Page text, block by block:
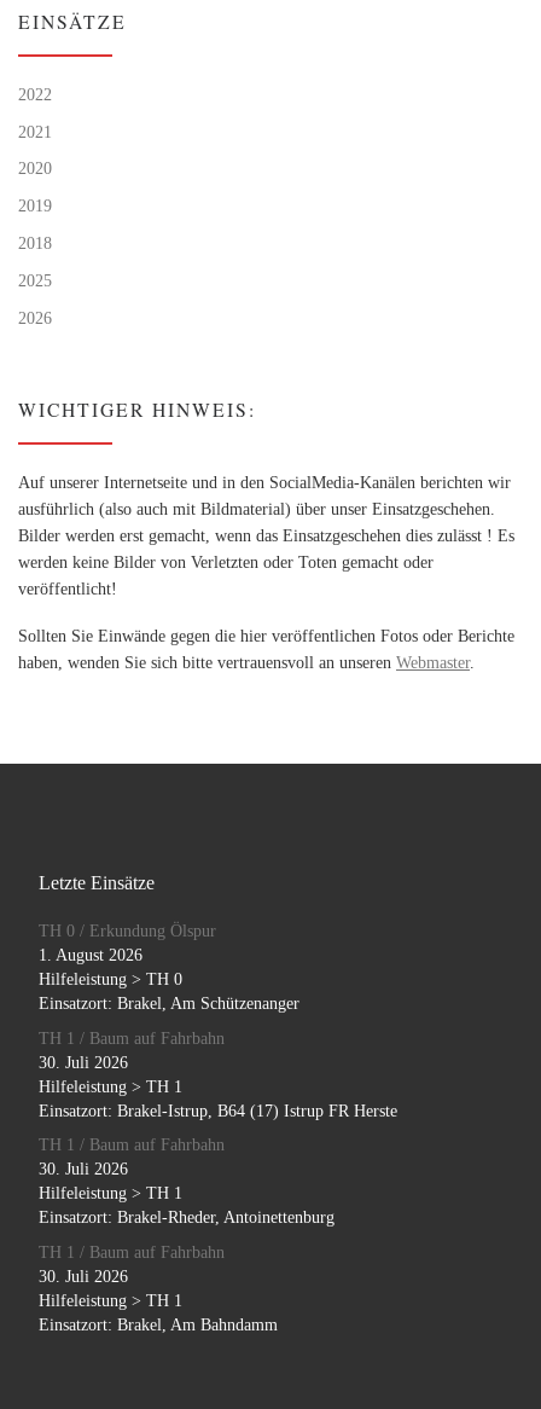
EINSÄTZE
2022
2021
2020
2019
2018
2025
2026
WICHTIGER HINWEIS:
Auf unserer Internetseite und in den SocialMedia-Kanälen berichten wir
ausführlich (also auch mit Bildmaterial) über unser Einsatzgeschehen.
Bilder werden erst gemacht, wenn das Einsatzgeschehen dies zulässt ! Es
werden keine Bilder von Verletzten oder Toten gemacht oder
veröffentlicht!
Sollten Sie Einwände gegen die hier veröffentlichen Fotos oder Berichte
haben, wenden Sie sich bitte vertrauensvoll an unseren Webmaster.
Letzte Einsätze
TH 0 / Erkundung Ölspur
1. August 2026
Hilfeleistung > TH 0
Einsatzort: Brakel, Am Schützenanger
TH 1 / Baum auf Fahrbahn
30. Juli 2026
Hilfeleistung > TH 1
Einsatzort: Brakel-Istrup, B64 (17) Istrup FR Herste
TH 1 / Baum auf Fahrbahn
30. Juli 2026
Hilfeleistung > TH 1
Einsatzort: Brakel-Rheder, Antoinettenburg
TH 1 / Baum auf Fahrbahn
30. Juli 2026
Hilfeleistung > TH 1
Einsatzort: Brakel, Am Bahndamm